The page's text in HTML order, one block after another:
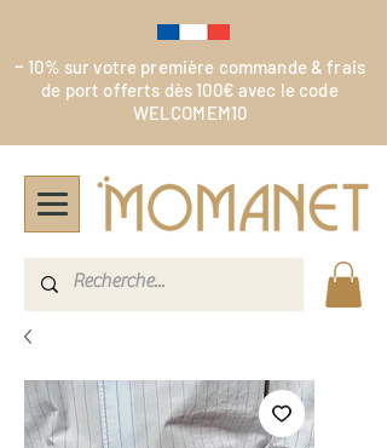
- 10% sur votre première commande & frais
de port offerts dès 100€ avec le code
WELCOMEM10